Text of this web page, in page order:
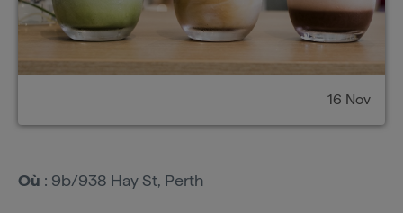
16 Nov
Où : 9b/938 Hay St, Perth